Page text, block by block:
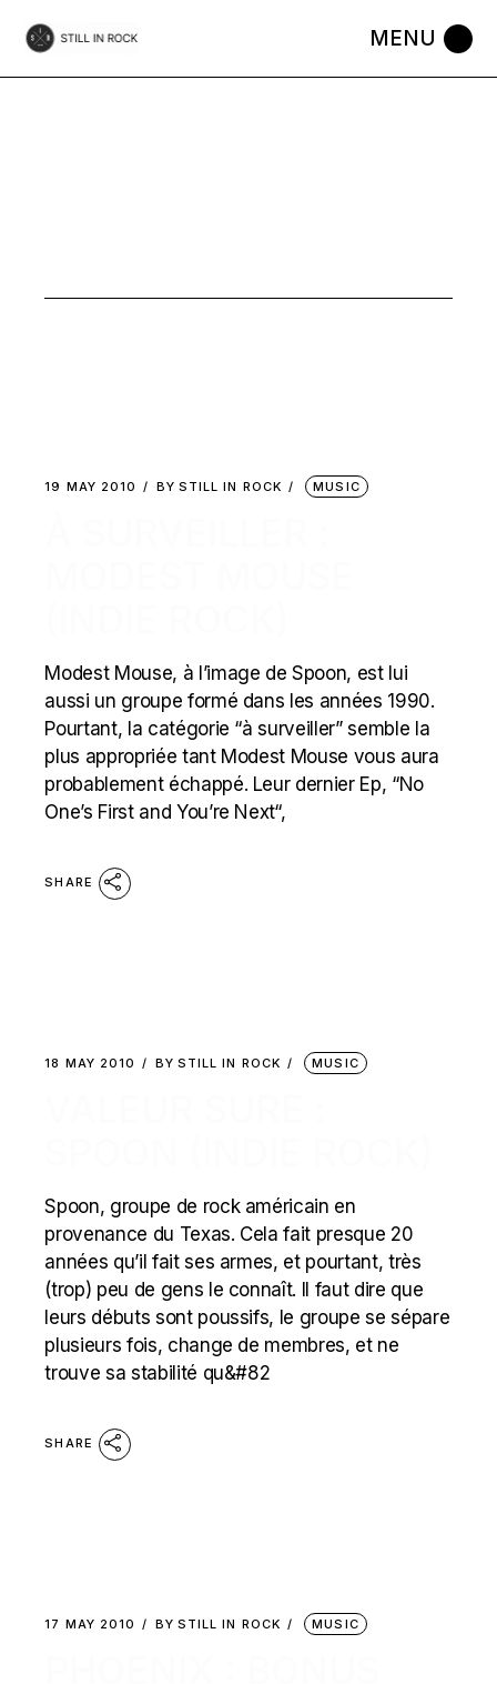
the
19 MAY 2010 BY STILL IN ROCK MUSIC
Modest Mouse, à l’image de Spoon, est lui
aussi un groupe formé dans les années 1990.
Pourtant, la catégorie “à surveiller” semble la
plus appropriée tant Modest Mouse vous aura
probablement échappé. Leur dernier Ep, “No
One’s First and You’re Next“,
SHARE
18 MAY 2010 BY STILL IN ROCK MUSIC
Spoon, groupe de rock américain en
provenance du Texas. Cela fait presque 20
années qu’il fait ses armes, et pourtant, très
(trop) peu de gens le connaît. Il faut dire que
leurs débuts sont poussifs, le groupe se sépare
plusieurs fois, change de membres, et ne
trouve sa stabilité qu&#82
SHARE
17 MAY 2010 BY STILL IN ROCK MUSIC